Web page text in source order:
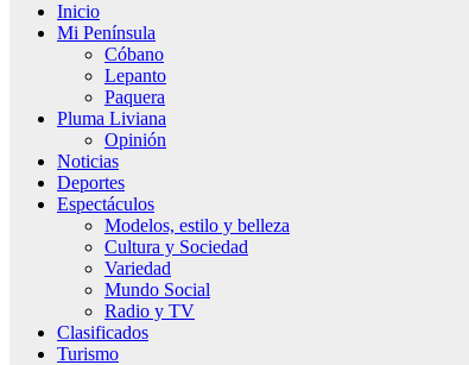
Inicio
Mi Península
Cóbano
Lepanto
Paquera
Pluma Liviana
Opinión
Noticias
Deportes
Espectáculos
Modelos, estilo y belleza
Cultura y Sociedad
Variedad
Mundo Social
Radio y TV
Clasificados
Turismo